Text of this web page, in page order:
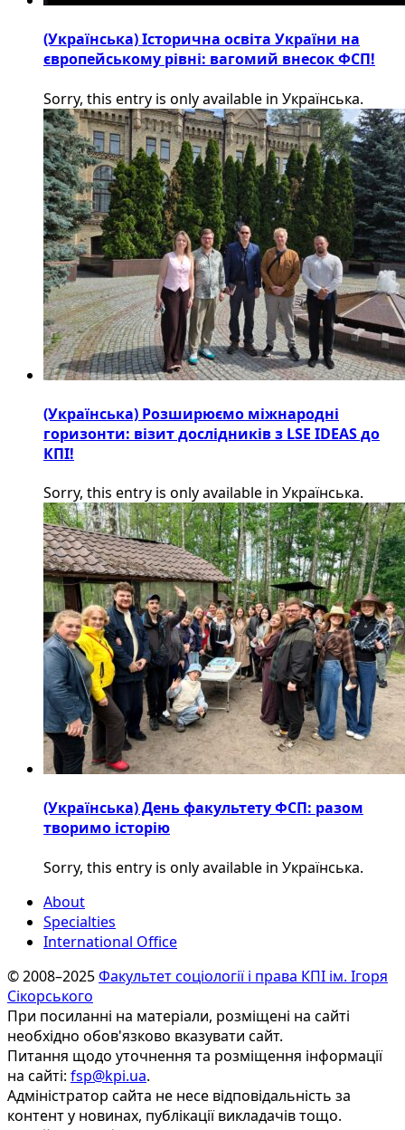
(Українська) Історична освіта України на
європейському рівні: вагомий внесок ФСП!
Sorry, this entry is only available in Українська.
(Українська) Розширюємо міжнародні
горизонти: візит дослідників з LSE IDEAS до
КПІ!
Sorry, this entry is only available in Українська.
(Українська) День факультету ФСП: разом
творимо історію
Sorry, this entry is only available in Українська.
About
Specialties
International Office
© 2008–2025Факультет соціології і права КПІ ім. Ігоря
Сікорського
При посиланні на матеріали, розміщені на сайті
необхідно обов'язково вказувати сайт.
Питання щодо уточнення та розміщення інформації
на сайті: fsp@kpi.ua.
Адміністратор сайта не несе відповідальність за
контент у новинах, публікації викладачів тощо.